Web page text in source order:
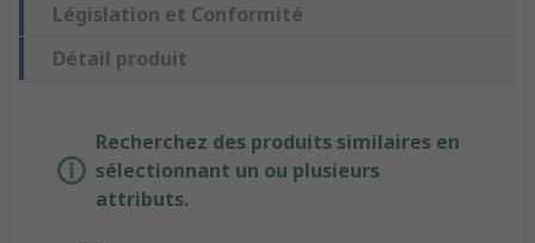
Législation et Conformité
Détail produit
Recherchez des produits similaires en
sélectionnant un ou plusieurs
attributs.